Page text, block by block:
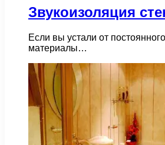
Звукоизоляция
Если вы устали от
материалы…